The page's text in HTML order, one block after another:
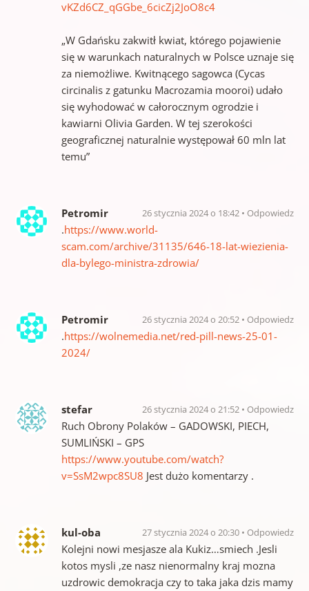
vKZd6CZ_qGGbe_6cicZj2JoO8c4
„W Gdańsku zakwitł kwiat, którego pojawienie
się w warunkach naturalnych w Polsce uznaje się
za niemożliwe. Kwitnącego sagowca (Cycas
circinalis z gatunku Macrozamia mooroi) udało
się wyhodować w całorocznym ogrodzie i
kawiarni Olivia Garden. W tej szerokości
geograficznej naturalnie występował 60 mln lat
temu”
Petromir 26 stycznia 2024 o 18:42 Odpowiedz
.https://www.world-
scam.com/archive/31135/646-18-lat-wiezienia-
dla-bylego-ministra-zdrowia/
Petromir 26 stycznia 2024 o 20:52 Odpowiedz
.https://wolnemedia.net/red-pill-news-25-01-
2024/
stefar 26 stycznia 2024 o 21:52 Odpowiedz
Ruch Obrony Polaków – GADOWSKI, PIECH,
SUMLIŃSKI – GPS
https://www.youtube.com/watch?
v=SsM2wpc8SU8 Jest dużo komentarzy .
kul-oba 27 stycznia 2024 o 20:30 Odpowiedz
Kolejni nowi mesjasze ala Kukiz…smiech .Jesli
kotos mysli ,ze nasz nienormalny kraj mozna
uzdrowic demokracja czy to taka jaka dzis mamy